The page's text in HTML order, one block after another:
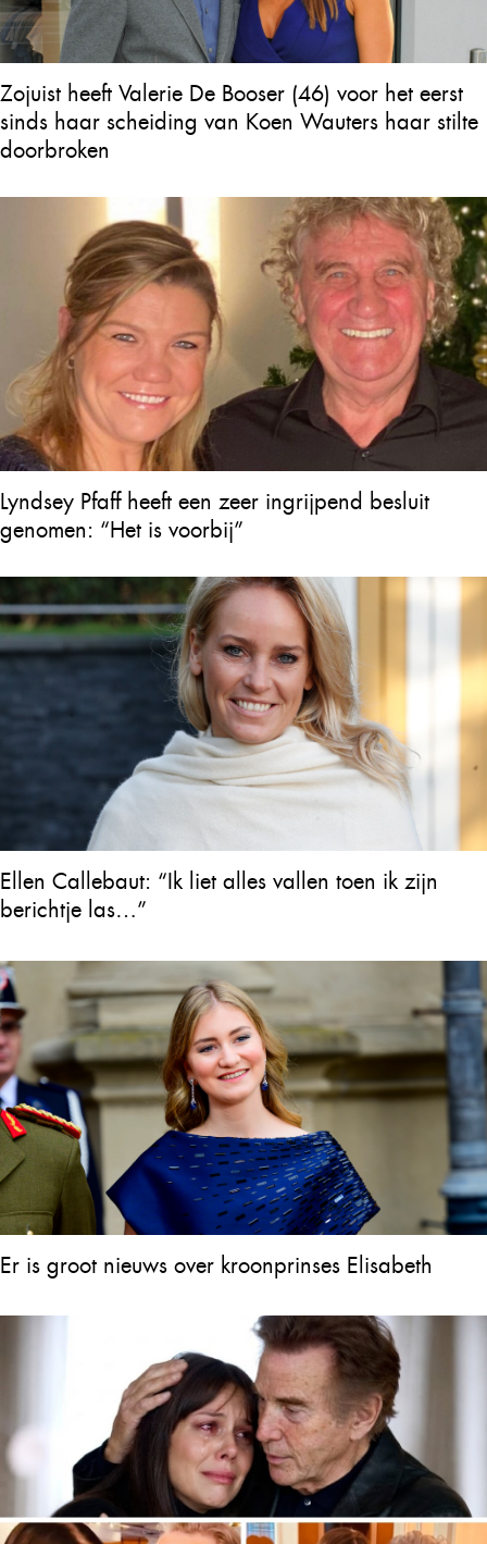
Zojuist heeft Valerie De Booser (46) voor het eerst
sinds haar scheiding van Koen Wauters haar stilte
doorbroken
Lyndsey Pfaff heeft een zeer ingrijpend besluit
genomen: “Het is voorbij”
Ellen Callebaut: “Ik liet alles vallen toen ik zijn
berichtje las…”
Er is groot nieuws over kroonprinses Elisabeth